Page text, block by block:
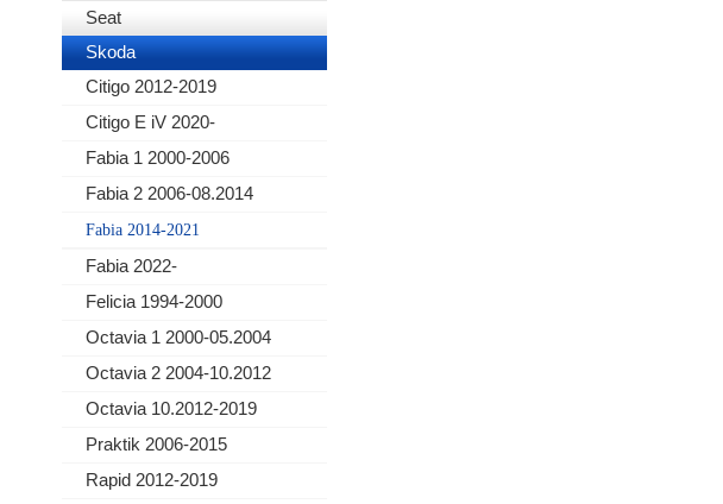
Seat
Skoda
Citigo 2012-2019
Citigo E iV 2020-
Fabia 1 2000-2006
Fabia 2 2006-08.2014
Fabia 2014-2021
Fabia 2022-
Felicia 1994-2000
Octavia 1 2000-05.2004
Octavia 2 2004-10.2012
Octavia 10.2012-2019
Praktik 2006-2015
Rapid 2012-2019